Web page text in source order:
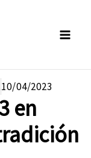
10/04/2023
en